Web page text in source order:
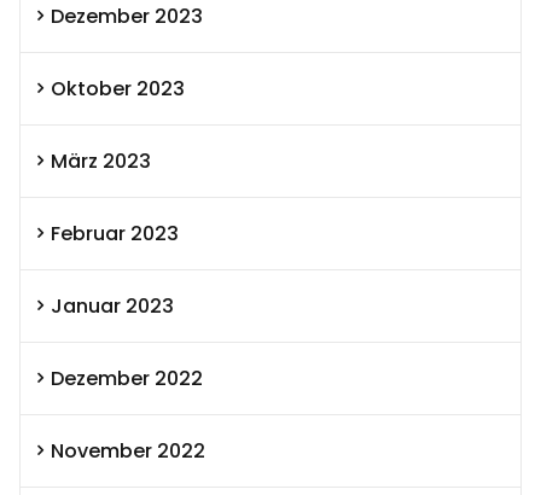
Dezember 2023
Oktober 2023
März 2023
Februar 2023
Januar 2023
Dezember 2022
November 2022